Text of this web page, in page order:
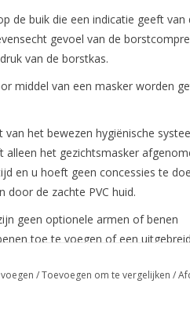
de buik die een indicatie geeft van
gevoel van de
van de borstkas.
middel van een masker worden
het bewezen hygiënische
alleen het gezichtsmasker
en u hoeft geen concessies te
door de zachte PVC huid.
geen optionele armen of benen
toe te voegen of een
items:
/Toevoegen om te vergelijken /